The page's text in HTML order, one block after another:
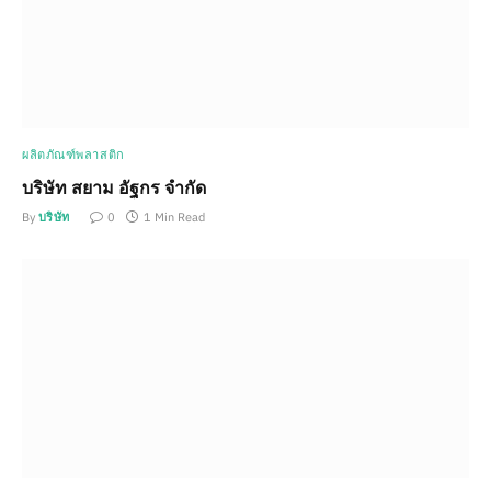
ผลิตภัณฑ์พลาสติก
บริษัท สยาม อัฐกร จำกัด
By บริษัท 0 1 Min Read